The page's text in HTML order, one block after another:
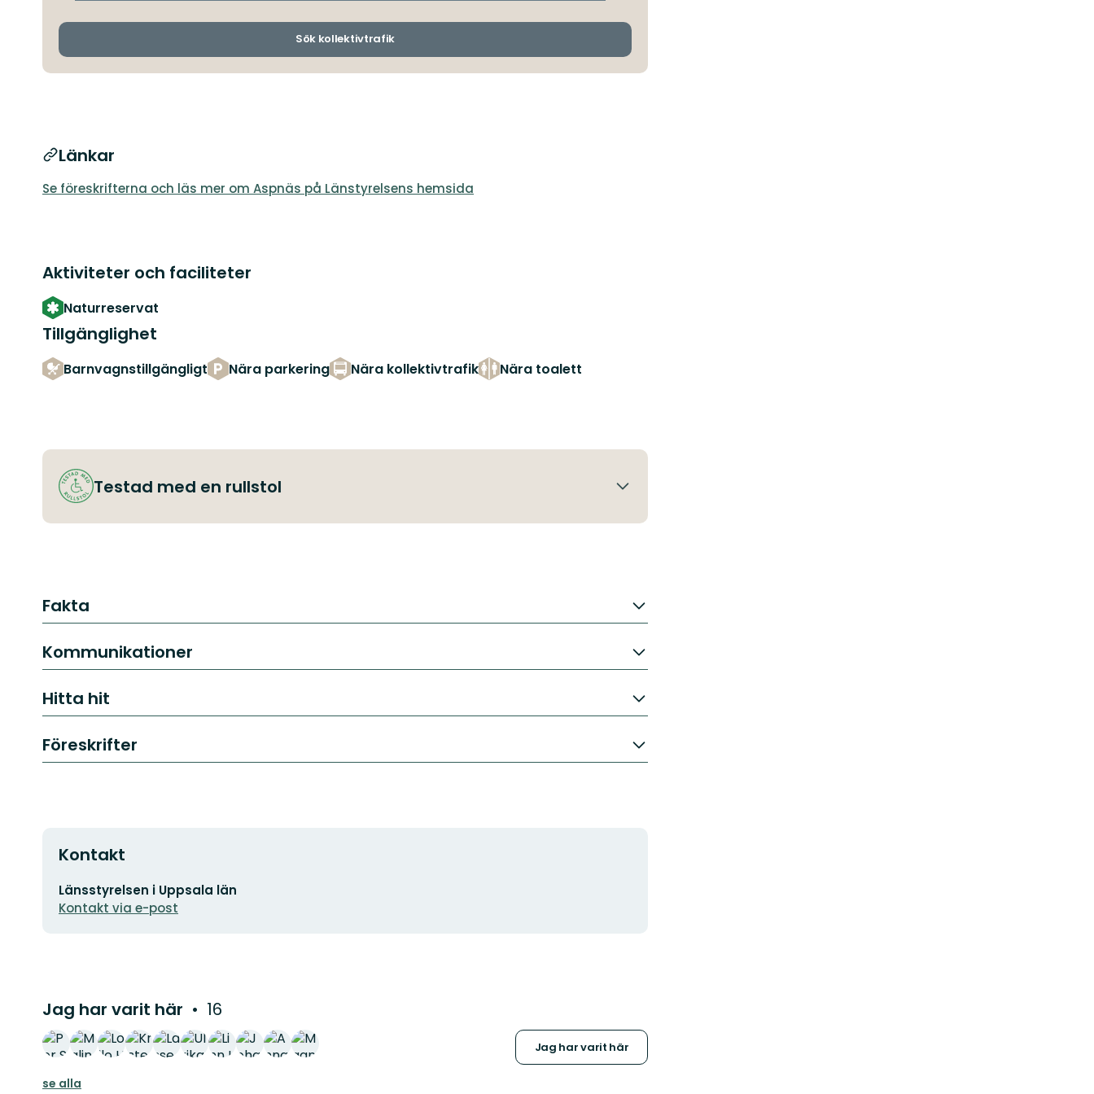
och
Sök kollektivtrafik
Länkar
Se föreskrifterna och läs mer om Aspnäs på Länstyrelsens hemsida
Aktiviteter och faciliteter
Naturreservat
Tillgänglighet
Barnvagnstillgängligt Nära parkering Nära kollektivtrafik Nära toalett
Testad med en rullstol
Fakta
Kommunikationer
Hitta hit
Föreskrifter
Kontakt
E-
postadress
Länsstyrelsen i Uppsala län
Kontakt via e-post
Jag har varit här 16
Jag har varit här
se alla